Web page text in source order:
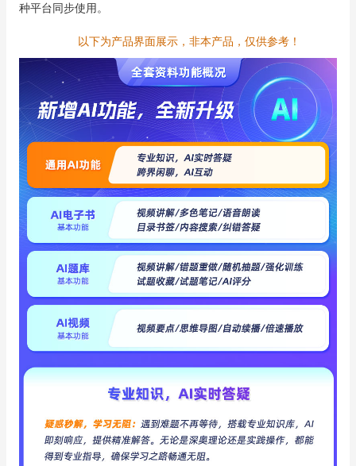
种平台同步使用。
以下为产品界面展示，非本产品，仅供参考！